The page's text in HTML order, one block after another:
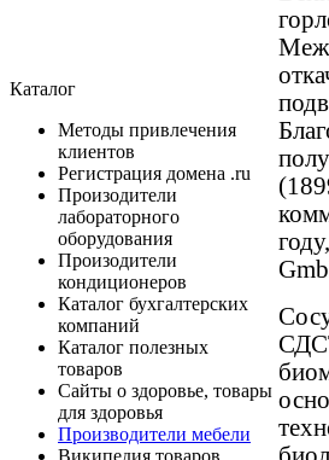
Каталог
Методы привлечения
клиентов
Регистрация домена .ru
Произодители
лабораторного
оборудования
Произодители
кондиционеров
Каталог бухгалтерских
компаний
Каталог полезных
товаров
Сайты о здоровье, товары
для здоровья
Производители мебели
Википедия товаров